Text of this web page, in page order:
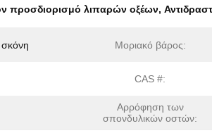
προσδιορισμό λιπαρών οξέων,
σκόνη Μοριακό βάρος:
CAS #:
Αρρόφηση των
σπονδυλικών οστών: